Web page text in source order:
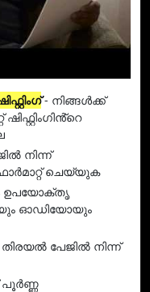
- നിങ്ങൾക്ക്
നിന്ന്
ചെയ്യുക
ഉപയോക്തൃ
ഓഡിയോയും
പേജിൽ നിന്ന്
പൂര്‍ണ്ണ